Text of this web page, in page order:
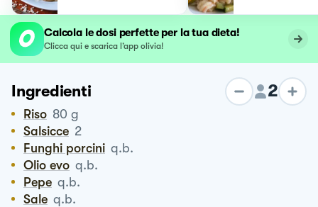
Calcola le dosi perfette per la tua dieta!
Clicca qui e scarica l’app olivia!
Ingredienti 2
Riso 80 g
Salsicce 2
Funghi porcini q.b.
Olio evo q.b.
Pepe q.b.
Sale q.b.